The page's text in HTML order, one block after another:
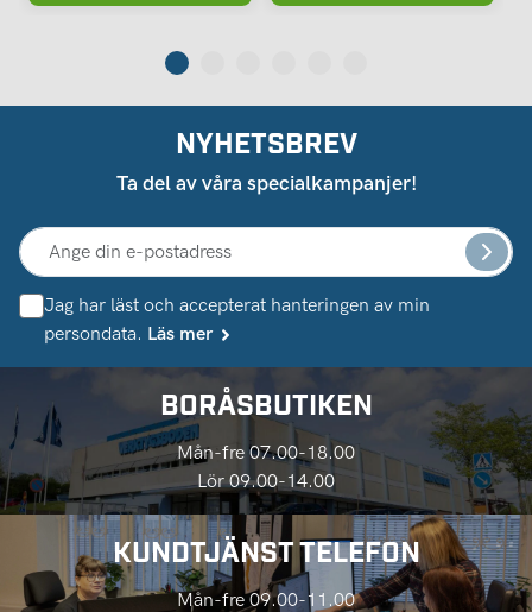
NYHETSBREV
Ta del av våra specialkampanjer!
Jag har läst och accepterat hanteringen av min
persondata. Läs mer
BORÅSBUTIKEN
Mån-fre 07.00-18.00
Lör 09.00-14.00
KUNDTJÄNST TELEFON
Mån-fre 09.00-11.00